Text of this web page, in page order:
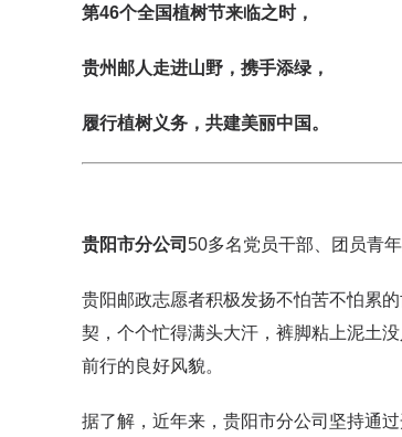
第46个全国植树节来临之时，
贵州邮人走进山野， 携手添绿，
履行植树义务， 共建美丽中国。
贵阳市分公司 50多名党员干部、团员青
贵阳邮政志愿者积极发扬不怕苦不怕累
契，个个忙得满头大汗，裤脚粘上泥土
前行的良好风貌。
据了解，近年来，贵阳市分公司坚持通